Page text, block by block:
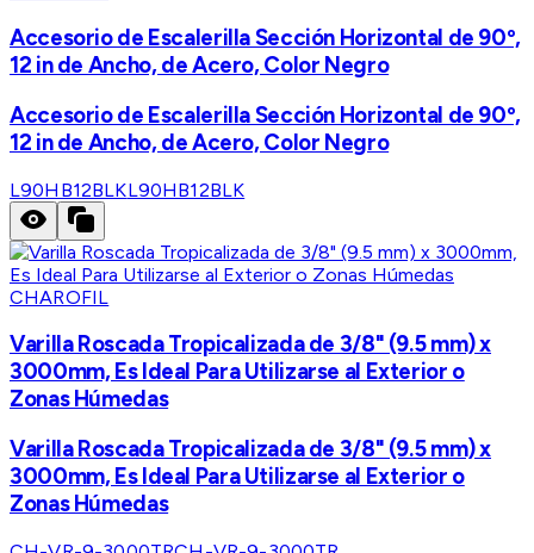
Accesorio de Escalerilla Sección Horizontal de 90º,
12 in de Ancho, de Acero, Color Negro
Accesorio de Escalerilla Sección Horizontal de 90º,
12 in de Ancho, de Acero, Color Negro
L90HB12BLKL90HB12BLK
CHAROFIL
Varilla Roscada Tropicalizada de 3/8" (9.5 mm) x
3000mm, Es Ideal Para Utilizarse al Exterior o
Zonas Húmedas
Varilla Roscada Tropicalizada de 3/8" (9.5 mm) x
3000mm, Es Ideal Para Utilizarse al Exterior o
Zonas Húmedas